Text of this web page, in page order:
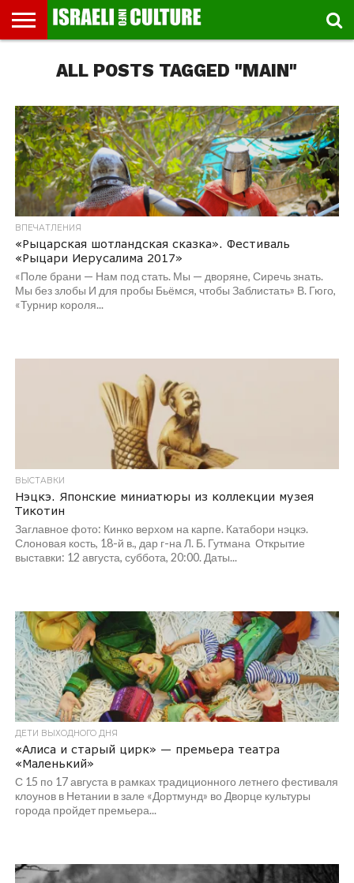
МУЗЕИ
СТРАНА
ФЕСТИВАЛЕЙ
ТЕАТР
КНИГИ.
ТЕКСТЫ
МУЗЫКА
РЕЛИГИЯ/
ИСТОРИЯ
ДВИЖЕНИЕ
ДЕТИ
ВЫХОДНОГО
МАРШРУТЫ
ПРОГУЛЬЩИКА
ВИДЕО-
РЕЧИ
ВПЕЧАТЛЕНИЯ
ВСТРЕЧИ
ИНТЕРВЬЮ
КИНО
AVIVALL POSTS TAGGED "MAIN"
ВПЕЧАТЛЕНИЯ
«Рыцарская шотландская сказка». Фестиваль
«Рыцари Иерусалима 2017»
«Поле брани — Нам под стать. Мы — дворяне, Сиречь знать.
Мы без злобы И для пробы Бьёмся, чтобы Заблистать» В. Гюго,
«Турнир короля...
ВЫСТАВКИ
Нэцкэ. Японские миниатюры из коллекции музея
Тикотин
Заглавное фото: Кинко верхом на карпе. Катабори нэцкэ.
Слоновая кость, 18-й в., дар г-на Л. Б. Гутмана Открытие
выставки: 12 августа, суббота, 20:00. Даты...
ДЕТИ ВЫХОДНОГО ДНЯ
«Алиса и старый цирк» — премьера театра
«Маленький»
С 15 по 17 августа в рамках традиционного летнего фестиваля
клоунов в Нетании в зале «Дортмунд» во Дворце культуры
города пройдет премьера...